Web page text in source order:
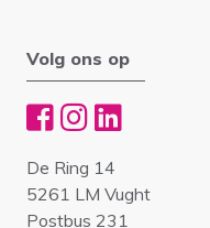
Volg ons op
De Ring 14
5261 LM Vught
Postbus 231